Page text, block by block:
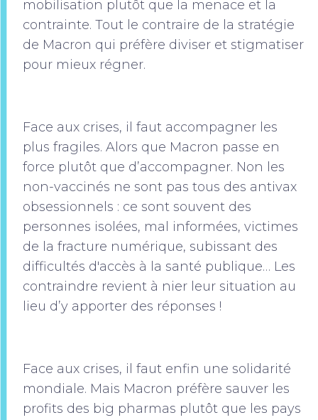
mobilisation plutôt que la menace et la
contrainte. Tout le contraire de la stratégie
de Macron qui préfère diviser et stigmatiser
pour mieux régner.
Face aux crises, il faut accompagner les
plus fragiles. Alors que Macron passe en
force plutôt que d’accompagner. Non les
non-vaccinés ne sont pas tous des antivax
obsessionnels : ce sont souvent des
personnes isolées, mal informées, victimes
de la fracture numérique, subissant des
difficultés d'accès à la santé publique… Les
contraindre revient à nier leur situation au
lieu d’y apporter des réponses !
Face aux crises, il faut enfin une solidarité
mondiale. Mais Macron préfère sauver les
profits des big pharmas plutôt que les pays